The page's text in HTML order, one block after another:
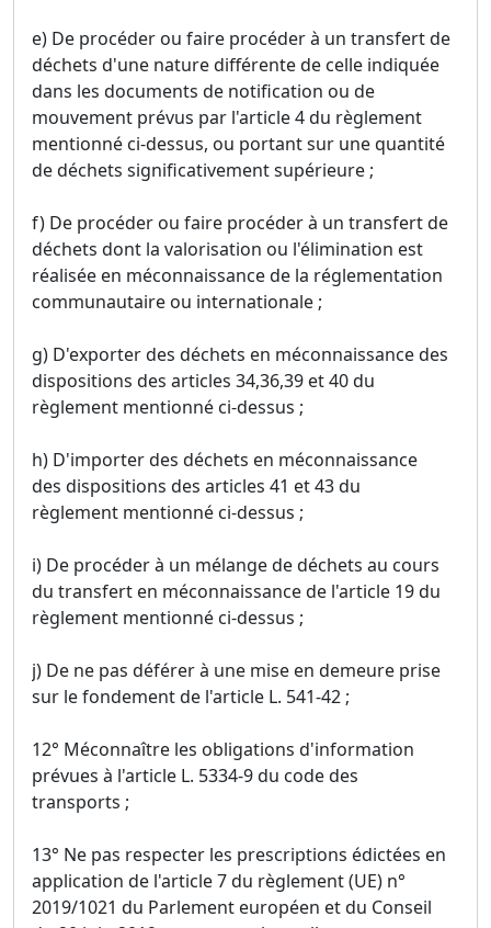
e) De procéder ou faire procéder à un transfert de
déchets d'une nature différente de celle indiquée
dans les documents de notification ou de
mouvement prévus par l'article 4 du règlement
mentionné ci-dessus, ou portant sur une quantité
de déchets significativement supérieure ;
f) De procéder ou faire procéder à un transfert de
déchets dont la valorisation ou l'élimination est
réalisée en méconnaissance de la réglementation
communautaire ou internationale ;
g) D'exporter des déchets en méconnaissance des
dispositions des articles 34,36,39 et 40 du
règlement mentionné ci-dessus ;
h) D'importer des déchets en méconnaissance
des dispositions des articles 41 et 43 du
règlement mentionné ci-dessus ;
i) De procéder à un mélange de déchets au cours
du transfert en méconnaissance de l'article 19 du
règlement mentionné ci-dessus ;
j) De ne pas déférer à une mise en demeure prise
sur le fondement de l'article L. 541-42 ;
12° Méconnaître les obligations d'information
prévues à l'article L. 5334-9 du code des
transports ;
13° Ne pas respecter les prescriptions édictées en
application de l'article 7 du règlement (UE) n°
2019/1021 du Parlement européen et du Conseil